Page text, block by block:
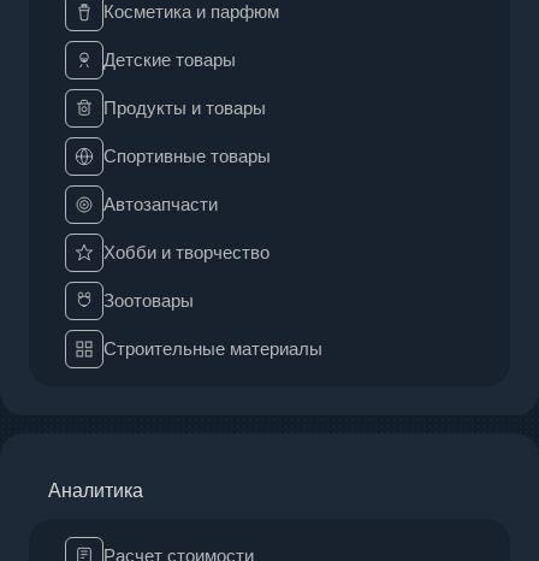
Косметика и парфюм
Детские товары
Продукты и товары
Спортивные товары
Автозапчасти
Хобби и творчество
Зоотовары
Строительные материалы
Аналитика
Расчет стоимости